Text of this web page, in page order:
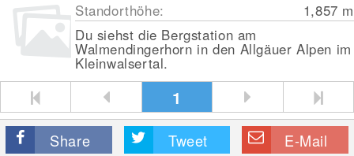
Standorthöhe: 1,857 m
Du siehst die Bergstation am
Walmendingerhorn in den Allgäuer Alpen im
Kleinwalsertal.
1
Share Tweet E-Mail